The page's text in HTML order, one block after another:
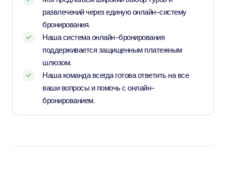
развлечений через единую онлайн-систему
бронирования.
Наша система онлайн-бронирования
поддерживается защищенным платежным
шлюзом.
Наша команда всегда готова ответить на все
ваши вопросы и помочь с онлайн-
бронированием.